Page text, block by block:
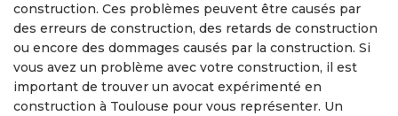
construction. Ces problèmes peuvent être causés par
des erreurs de construction, des retards de construction
ou encore des dommages causés par la construction. Si
vous avez un problème avec votre construction, il est
important de trouver un avocat expérimenté en
construction à Toulouse pour vous représenter. Un